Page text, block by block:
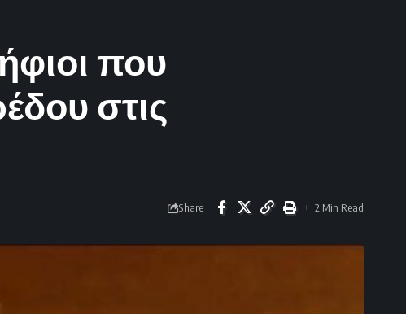
που
στις
Share 2 Min Read